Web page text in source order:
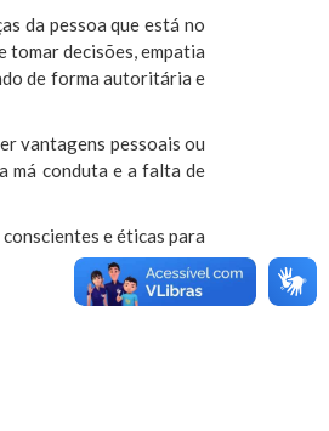
da pessoa que está no
tomar decisões, empatia
de forma autoritária e
vantagens pessoais ou
má conduta e a falta de
e éticas para